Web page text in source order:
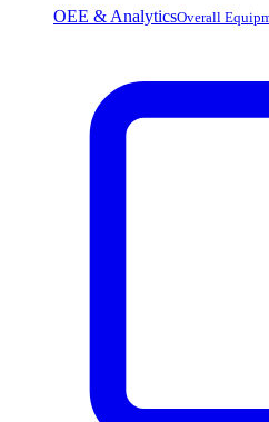
OEE & AnalyticsOverall